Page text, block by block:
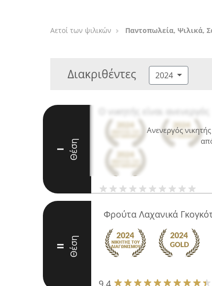
Αετοί των ψιλικών Παντοπωλεία, Ψιλικά,
Διακριθέντες 2024
Ανενεργός
I Θέση
Ο νικητής είναι ανενεργός
II Θέση
Φρούτα Λαχανικά
9.4